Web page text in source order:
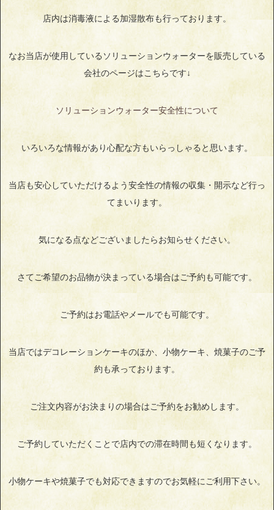
店内は消毒液による加湿散布も行っております。
なお当店が使用しているソリューションウォーターを販売している
会社のページはこちらです↓
ソリューションウォーター安全性について
いろいろな情報があり心配な方もいらっしゃると思います。
当店も安心していただけるよう安全性の情報の収集・開示など行っ
てまいります。
気になる点などございましたらお知らせください。
さてご希望のお品物が決まっている場合はご予約も可能です。
ご予約はお電話やメールでも可能です。
当店ではデコレーションケーキのほか、小物ケーキ、焼菓子のご予
約も承っております。
ご注文内容がお決まりの場合はご予約をお勧めします。
ご予約していただくことで店内での滞在時間も短くなります。
小物ケーキや焼菓子でも対応できますのでお気軽にご利用下さい。